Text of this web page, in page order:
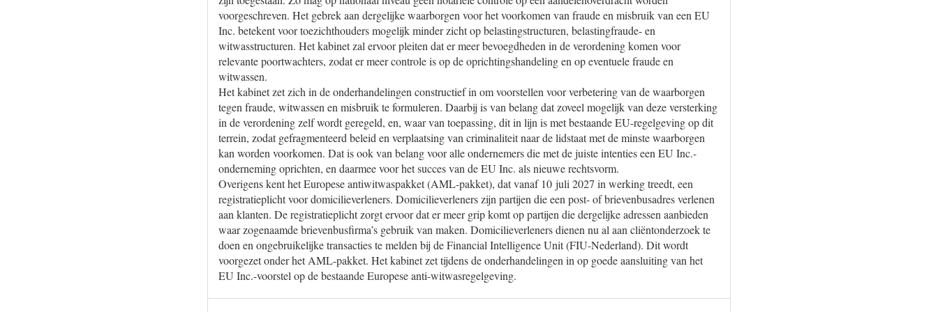
voorgeschreven. Het gebrek aan dergelijke waarborgen voor het voorkomen van fraude en misbruik van een EU
Inc. betekent voor toezichthouders mogelijk minder zicht op belastingstructuren, belastingfraude- en
witwasstructuren. Het kabinet zal ervoor pleiten dat er meer bevoegdheden in de verordening komen voor
relevante poortwachters, zodat er meer controle is op de oprichtingshandeling en op eventuele fraude en
witwassen.
Het kabinet zet zich in de onderhandelingen constructief in om voorstellen voor verbetering van de waarborgen
tegen fraude, witwassen en misbruik te formuleren. Daarbij is van belang dat zoveel mogelijk van deze versterking
in de verordening zelf wordt geregeld, en, waar van toepassing, dit in lijn is met bestaande EU-regelgeving op dit
terrein, zodat gefragmenteerd beleid en verplaatsing van criminaliteit naar de lidstaat met de minste waarborgen
kan worden voorkomen. Dat is ook van belang voor alle ondernemers die met de juiste intenties een EU Inc.-
onderneming oprichten, en daarmee voor het succes van de EU Inc. als nieuwe rechtsvorm.
Overigens kent het Europese antiwitwaspakket (AML-pakket), dat vanaf 10 juli 2027 in werking treedt, een
registratieplicht voor domicilieverleners. Domicilieverleners zijn partijen die een post- of brievenbusadres verlenen
aan klanten. De registratieplicht zorgt ervoor dat er meer grip komt op partijen die dergelijke adressen aanbieden
waar zogenaamde brievenbusfirma’s gebruik van maken. Domicilieverleners dienen nu al aan cliëntonderzoek te
doen en ongebruikelijke transacties te melden bij de Financial Intelligence Unit (FIU-Nederland). Dit wordt
voorgezet onder het AML-pakket. Het kabinet zet tijdens de onderhandelingen in op goede aansluiting van het
EU Inc.-voorstel op de bestaande Europese anti-witwasregelgeving.